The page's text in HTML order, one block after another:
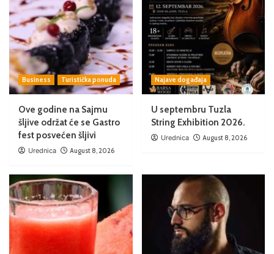
Business Turistička ponuda
Ove godine na Sajmu
šljive održat će se Gastro
fest posvećen šljivi
Urednica August 8, 2026
Najave događaja
U septembru Tuzla
String Exhibition 2026.
Urednica August 8, 2026